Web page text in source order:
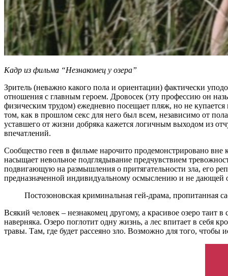
Кадр из фильма “Незнакомец у озера”
Зритель (неважно какого пола и ориентации) фактически
отношения с главным героем. Дровосек (эту профессию он
физическим трудом) ежедневно посещает пляж, но не
том, как в прошлом секс для него был всем, независимо от
уставшего от жизни добряка кажется логичным выходом из
впечатлений.
Сообщество геев в фильме нарочито продемонстрировано
насыщает невольное подглядывание предчувствием
подвигающую на размышления о притягательности зла, его
предназначенной индивидуальному осмыслению и не дающей
Постозоновская криминальная гей-драма, пропитанная
Всякий человек – незнакомец другому, а красивое озеро
наверняка. Озеро поглотит одну жизнь, а лес впитает в себя
травы. Там, где будет рассеяно зло. Возможно для того, чтобы